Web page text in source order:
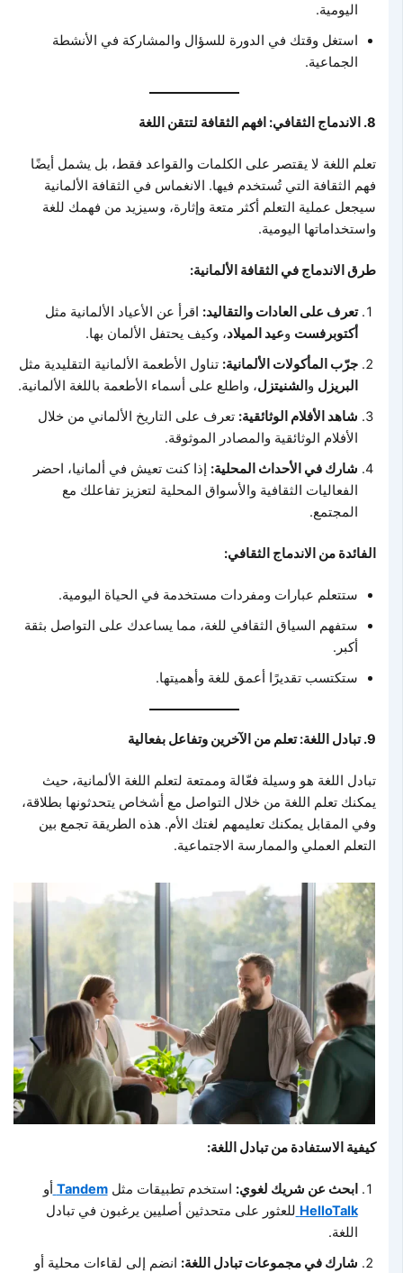
اليومية.
استغل وقتك في الدورة للسؤال والمشاركة في الأنشطة
الجماعية.
8. الاندماج الثقافي: افهم الثقافة لتتقن اللغة
تعلم اللغة لا يقتصر على الكلمات والقواعد فقط، بل يشمل أيضًا
فهم الثقافة التي تُستخدم فيها. الانغماس في الثقافة الألمانية
سيجعل عملية التعلم أكثر متعة وإثارة، وسيزيد من فهمك للغة
واستخداماتها اليومية.
طرق الاندماج في الثقافة الألمانية:
تعرف على العادات والتقاليد:اقرأ عن الأعياد الألمانية مثل
أكتوبرفستو عيد الميلاد، وكيف يحتفل الألمان بها.
جرّب المأكولات الألمانية:تناول الأطعمة الألمانية التقليدية مثل
البريزلو الشنيتزل، واطلع على أسماء الأطعمة باللغة الألمانية.
شاهد الأفلام الوثائقية:تعرف على التاريخ الألماني من خلال
الأفلام الوثائقية والمصادر الموثوقة.
شارك في الأحداث المحلية:إذا كنت تعيش في ألمانيا، احضر
الفعاليات الثقافية والأسواق المحلية لتعزيز تفاعلك مع
المجتمع.
الفائدة من الاندماج الثقافي:
ستتعلم عبارات ومفردات مستخدمة في الحياة اليومية.
ستفهم السياق الثقافي للغة، مما يساعدك على التواصل بثقة
أكبر.
ستكتسب تقديرًا أعمق للغة وأهميتها.
9. تبادل اللغة: تعلم من الآخرين وتفاعل بفعالية
تبادل اللغة هو وسيلة فعّالة وممتعة لتعلم اللغة الألمانية، حيث
يمكنك تعلم اللغة من خلال التواصل مع أشخاص يتحدثونها بطلاقة،
وفي المقابل يمكنك تعليمهم لغتك الأم. هذه الطريقة تجمع بين
التعلم العملي والممارسة الاجتماعية.
كيفية الاستفادة من تبادل اللغة:
ابحث عن شريك لغوي:استخدم تطبيقات مثلTandem أو
HelloTalk للعثور على متحدثين أصليين يرغبون في تبادل
اللغة.
شارك في مجموعات تبادل اللغة:انضم إلى لقاءات محلية أو